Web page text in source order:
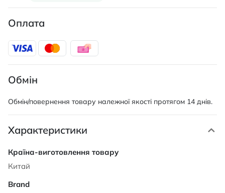
Оплата
Обмін
Обмін/повернення товару належної якості протягом 14 днів.
Характеристики
Характеристики
Китай